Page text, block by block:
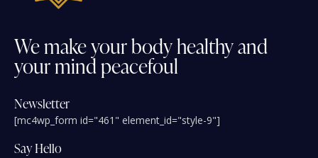
Wemakeyourbodyhealthyand
yourmindpeacefoul
Newsletter
[mc4wp_form id="461" element_id="style-9"]
Say Hello